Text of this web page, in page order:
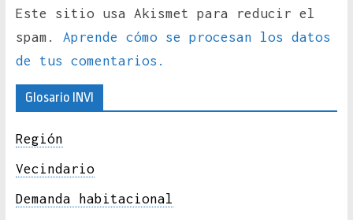
Este sitio usa Akismet para reducir el
spam. Aprende cómo se procesan los datos
de tus comentarios.
Glosario INVI
Región
Vecindario
Demanda habitacional